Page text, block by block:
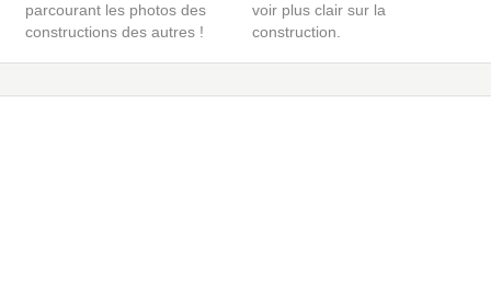
parcourant les photos des
constructions des autres !
voir plus clair sur la
construction.